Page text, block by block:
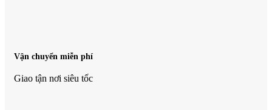
Vận chuyển miễn phí
Giao tận nơi siêu tốc